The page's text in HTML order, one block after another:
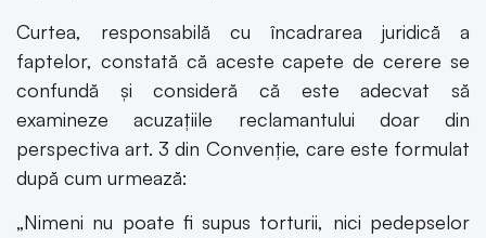
Curtea, responsabilă cu încadrarea juridică a
faptelor, constată că aceste capete de cerere se
confundă şi consideră că este adecvat să
examineze acuzaţiile reclamantului doar din
perspectiva art. 3 din Convenţie, care este formulat
după cum urmează:
„Nimeni nu poate fi supus torturii, nici pedepselor